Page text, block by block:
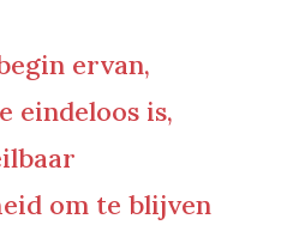
ervan,
eindeloos is,
om te blijven